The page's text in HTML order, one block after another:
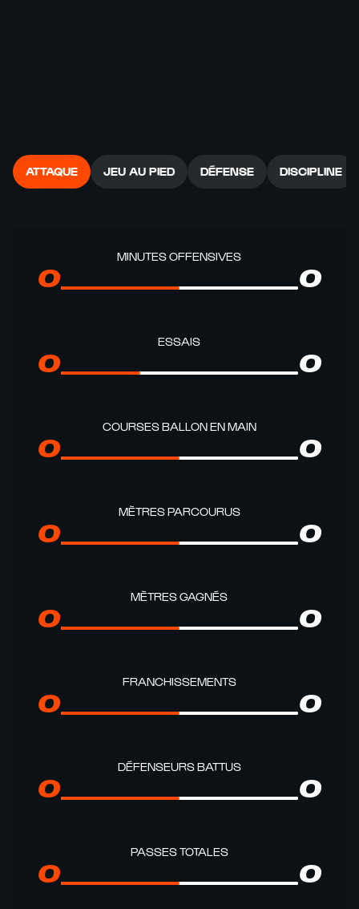
ATTAQUE JEU AU PIED DÉFENSE DISCIPLINE
MINUTES OFFENSIVES
0 0
ESSAIS
0 0
COURSES BALLON EN MAIN
0 0
MÈTRES PARCOURUS
0 0
MÈTRES GAGNÉS
0 0
FRANCHISSEMENTS
0 0
DÉFENSEURS BATTUS
0 0
PASSES TOTALES
0 0